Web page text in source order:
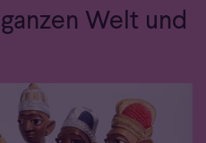
Welt und